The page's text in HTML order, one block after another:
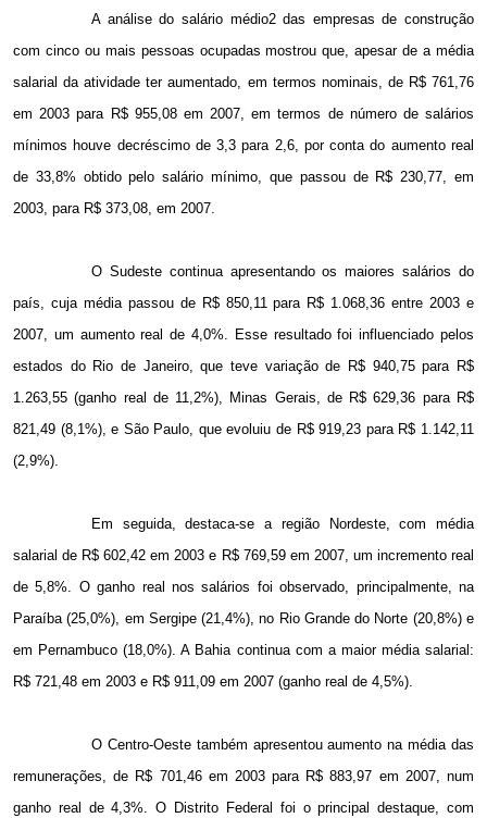
A análise do salário médio2 das empresas de construção
com cinco ou mais pessoas ocupadas mostrou que, apesar de a média
salarial da atividade ter aumentado, em termos nominais, de R$ 761,76
em 2003 para R$ 955,08 em 2007, em termos de número de salários
mínimos houve decréscimo de 3,3 para 2,6, por conta do aumento real
de 33,8% obtido pelo salário mínimo, que passou de R$ 230,77, em
2003, para R$ 373,08, em 2007.
O Sudeste continua apresentando os maiores salários do
país, cuja média passou de R$ 850,11 para R$ 1.068,36 entre 2003 e
2007, um aumento real de 4,0%. Esse resultado foi influenciado pelos
estados do Rio de Janeiro, que teve variação de R$ 940,75 para R$
1.263,55 (ganho real de 11,2%), Minas Gerais, de R$ 629,36 para R$
821,49 (8,1%), e São Paulo, que evoluiu de R$ 919,23 para R$ 1.142,11
(2,9%).
Em seguida, destaca-se a região Nordeste, com média
salarial de R$ 602,42 em 2003 e R$ 769,59 em 2007, um incremento real
de 5,8%. O ganho real nos salários foi observado, principalmente, na
Paraíba (25,0%), em Sergipe (21,4%), no Rio Grande do Norte (20,8%) e
em Pernambuco (18,0%). A Bahia continua com a maior média salarial:
R$ 721,48 em 2003 e R$ 911,09 em 2007 (ganho real de 4,5%).
O Centro-Oeste também apresentou aumento na média das
remunerações, de R$ 701,46 em 2003 para R$ 883,97 em 2007, num
ganho real de 4,3%. O Distrito Federal foi o principal destaque, com